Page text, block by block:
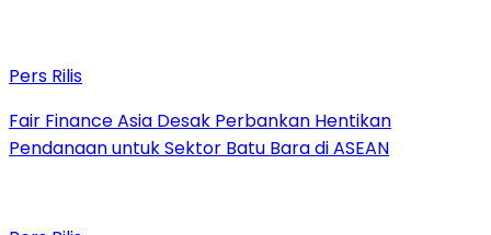
Pers Rilis
Fair Finance Asia Desak Perbankan Hentikan
Pendanaan untuk Sektor Batu Bara di ASEAN